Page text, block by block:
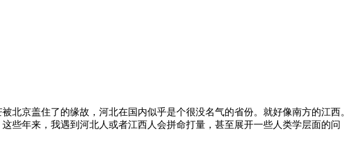
京盖住了的缘故，河北在国内似乎是个很没名气的省份。就好像南方的江西。
些年来，我遇到河北人或者江西人会拼命打量，甚至展开一些人类学层面的问